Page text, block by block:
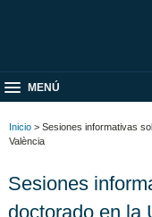
MENÚ
Inicio > Sesiones informativas
València
Sesiones
doctorado en la